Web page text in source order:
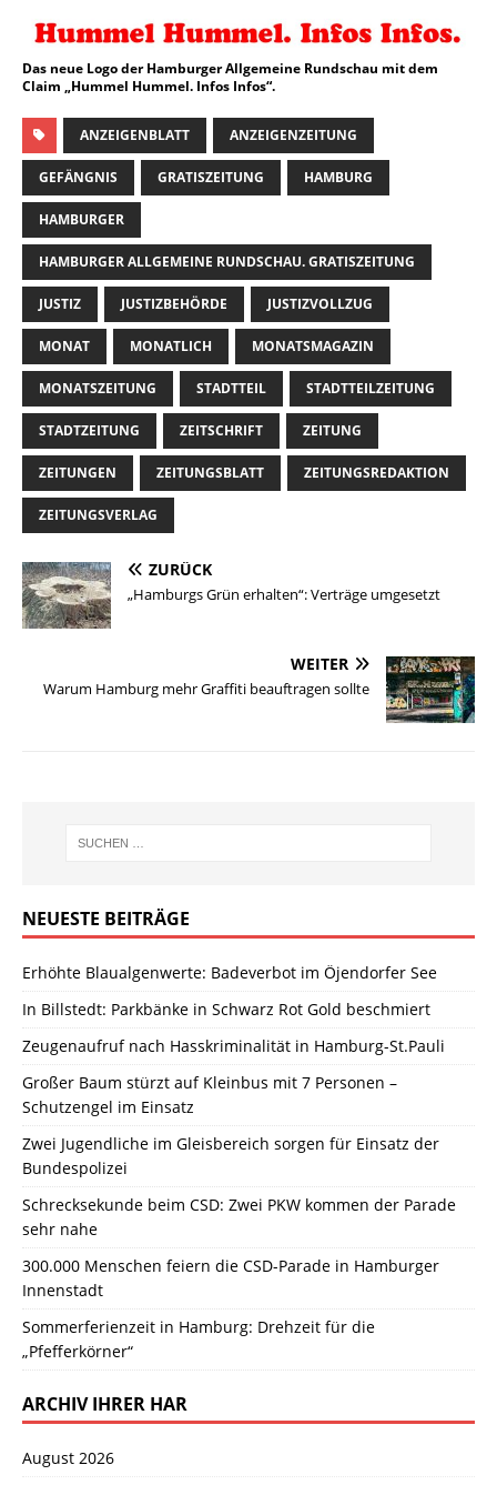
Das neue Logo der Hamburger Allgemeine Rundschau mit dem
Claim „Hummel Hummel. Infos Infos“.
ANZEIGENBLATT ANZEIGENZEITUNG
GEFÄNGNIS GRATISZEITUNG HAMBURG
HAMBURGER
HAMBURGER ALLGEMEINE RUNDSCHAU. GRATISZEITUNG
JUSTIZ JUSTIZBEHÖRDE JUSTIZVOLLZUG
MONAT MONATLICH MONATSMAGAZIN
MONATSZEITUNG STADTTEIL STADTTEILZEITUNG
STADTZEITUNG ZEITSCHRIFT ZEITUNG
ZEITUNGEN ZEITUNGSBLATT ZEITUNGSREDAKTION
ZEITUNGSVERLAG
ZURÜCK
„Hamburgs Grün erhalten“: Verträge umgesetzt
WEITER
Warum Hamburg mehr Graffiti beauftragen sollte
NEUESTE BEITRÄGE
Erhöhte Blaualgenwerte: Badeverbot im Öjendorfer See
In Billstedt: Parkbänke in Schwarz Rot Gold beschmiert
Zeugenaufruf nach Hasskriminalität in Hamburg-St.Pauli
Großer Baum stürzt auf Kleinbus mit 7 Personen –
Schutzengel im Einsatz
Zwei Jugendliche im Gleisbereich sorgen für Einsatz der
Bundespolizei
Schrecksekunde beim CSD: Zwei PKW kommen der Parade
sehr nahe
300.000 Menschen feiern die CSD-Parade in Hamburger
Innenstadt
Sommerferienzeit in Hamburg: Drehzeit für die
„Pfefferkörner“
ARCHIV IHRER HAR
August 2026